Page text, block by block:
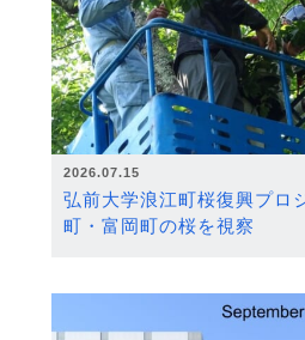
2026.07.15
弘前大学浪江町桜復興プ
町・富岡町の桜を視察